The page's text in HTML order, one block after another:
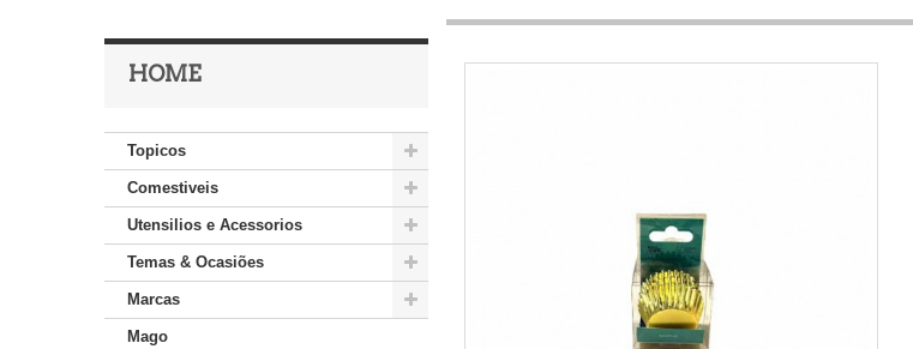
HOME
Topicos
Comestiveis
Utensilios e Acessorios
Temas & Ocasiões
Marcas
Mago